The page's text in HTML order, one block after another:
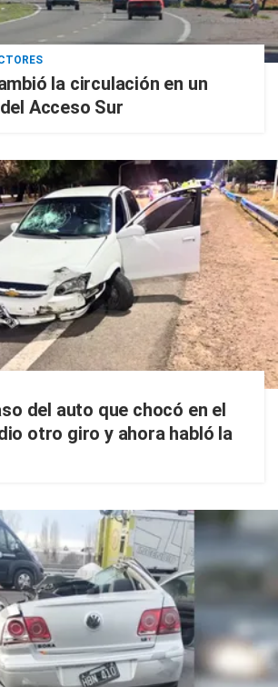
la circulación en un
Acceso Sur
del auto que chocó en el
otro giro y ahora habló la